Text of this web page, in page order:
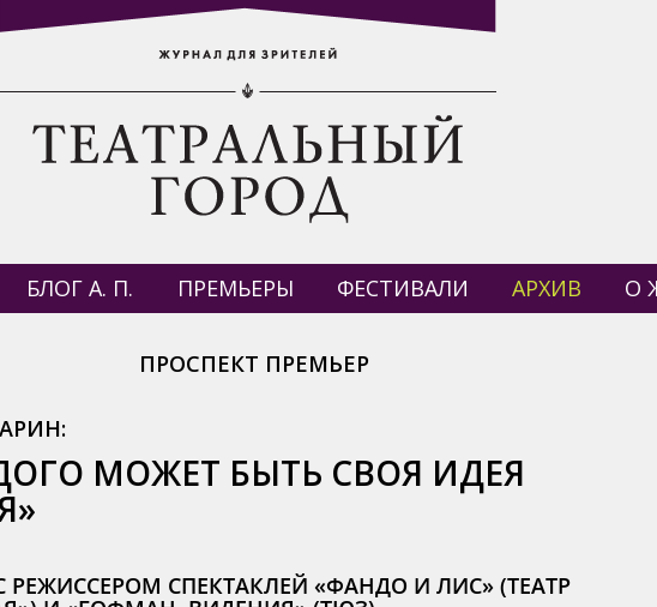
БЛОГ А. П. ПРЕМЬЕРЫ ФЕСТИВАЛИ АРХИВ О
ПРОСПЕКТ ПРЕМЬЕР
МОЖЕТ БЫТЬ СВОЯ ИДЕЯ
РЕЖИССЕРОМ СПЕКТАКЛЕЙ «ФАНДО И ЛИС» (ТЕАТР